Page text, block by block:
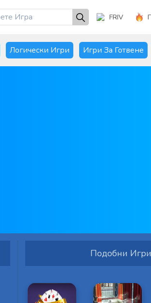
FRIV
Логически Игри Игри За Готвене
Подобни Игри